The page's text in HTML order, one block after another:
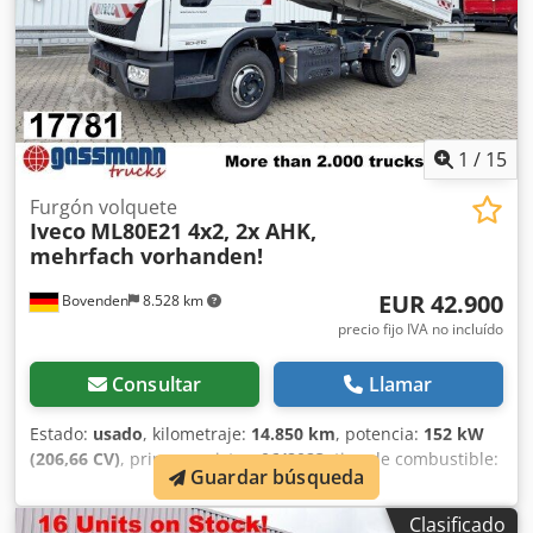
volquete de tres caras Meiller, laterales de acero abatibles.
Transmisión: 6AS 800 TO, bloqueo del diferencial, control
de velocidad, aire acondicionado, bomba de engranajes
hidráulica. LAS ESPECIFICACIONES DE LOS ACCESORIOS SE
PROPORCIONAN SIN GARANTÍA, se reservan los derechos a
modificaciones, ventas intermedias y errores.
1 / 15
Bovenden 8.528 km
Furgón volquete
Iveco ML80E21 4x2, 2x AHK,
mehrfach vorhanden!
EUR 42.900
precio fijo IVA no incluído
Consultar Llamar
Estado: usado, kilometraje: 14.850 km, potencia: 152 kW
(206,66 CV), primer registro:06/2023, tipo de combustible:
, peso en vacío:4.900 kg , peso máximo de la carga:
2.590 kg, peso total:7.490 kg, tamaño del neumático:
Clasificado
Guardar búsqueda